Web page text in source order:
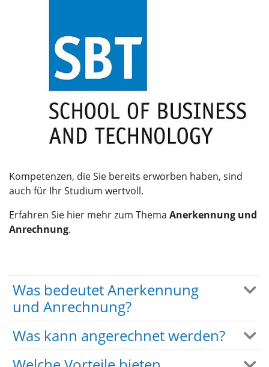
Kompetenzen, die Sie bereits erworben haben, sind
auch für Ihr Studium wertvoll.
Erfahren Sie hier mehr zum Thema Anerkennung und
Anrechnung.
Was bedeutet Anerkennung
und Anrechnung?
Was kann angerechnet werden?